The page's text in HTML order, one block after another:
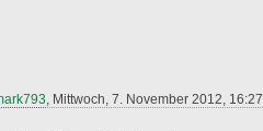
, Mittwoch, 7. November 2012, 16:27